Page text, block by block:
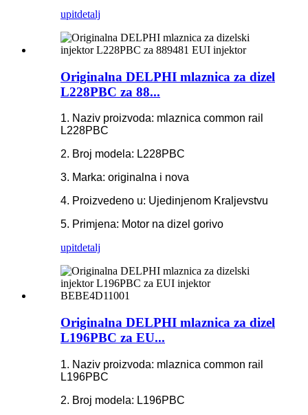
upitdetalj
Originalna DELPHI mlaznica za dizel
L228PBC za 88...
1. Naziv proizvoda: mlaznica common rail
L228PBC
2. Broj modela: L228PBC
3. Marka: originalna i nova
4. Proizvedeno u: Ujedinjenom Kraljevstvu
5. Primjena: Motor na dizel gorivo
upitdetalj
Originalna DELPHI mlaznica za dizel
L196PBC za EU...
1. Naziv proizvoda: mlaznica common rail
L196PBC
2. Broj modela: L196PBC